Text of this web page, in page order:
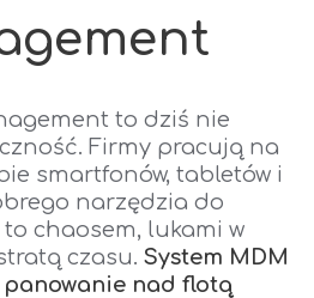
to dziś nie
Firmy pracują na
smartfonów, tabletów i
narzędzia do
chaosem, lukami w
czasu. System MDM
nad flotą